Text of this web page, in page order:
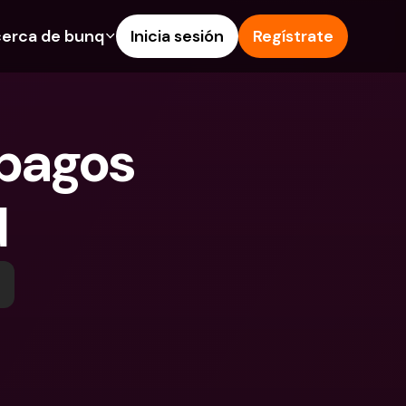
de crédito
IBAN extranjeros
y depósitos en
de bunq
Blog
Informa de un problema
Inicia sesión Regístrate